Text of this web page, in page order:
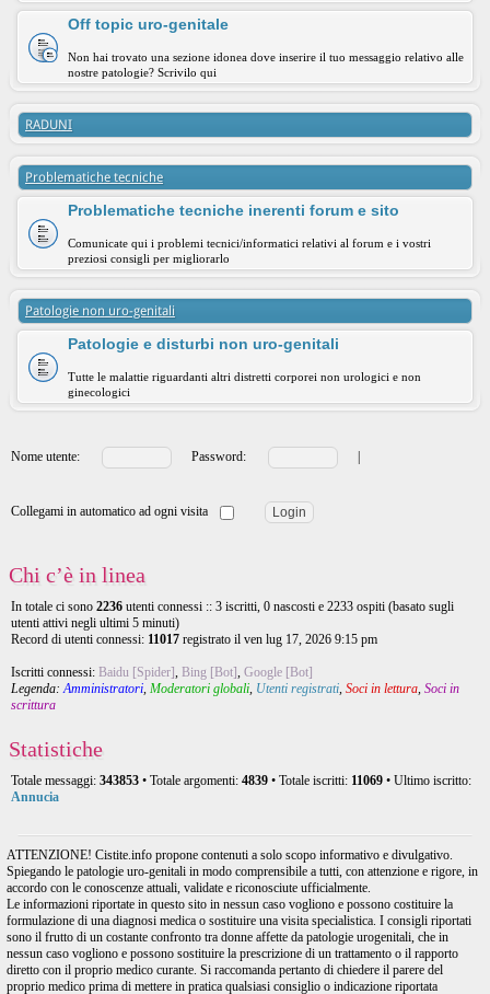
Off topic uro-genitale
Non hai trovato una sezione idonea dove inserire il tuo messaggio relativo alle
nostre patologie? Scrivilo qui
RADUNI
Problematiche tecniche
Problematiche tecniche inerenti forum e sito
Comunicate qui i problemi tecnici/informatici relativi al forum e i vostri
preziosi consigli per migliorarlo
Patologie non uro-genitali
Patologie e disturbi non uro-genitali
Tutte le malattie riguardanti altri distretti corporei non urologici e non
ginecologici
Nome utente: Password:
Collegami in automatico ad ogni visita
Chi c’è in linea
In totale ci sono 2236 utenti connessi :: 3 iscritti, 0 nascosti e 2233 ospiti (basato sugli
utenti attivi negli ultimi 5 minuti)
Record di utenti connessi: 11017 registrato il ven lug 17, 2026 9:15 pm
Iscritti connessi: Baidu [Spider], Bing [Bot], Google [Bot]
Legenda:Amministratori, Moderatori globali, Utenti registrati, Soci in lettura, Soci in
scrittura
Statistiche
Totale messaggi: 343853 • Totale argomenti: 4839 • Totale iscritti: 11069 • Ultimo iscritto:
Annucia
ATTENZIONE! Cistite.info propone contenuti a solo scopo informativo e divulgativo.
Spiegando le patologie uro-genitali in modo comprensibile a tutti, con attenzione e rigore, in
accordo con le conoscenze attuali, validate e riconosciute ufficialmente.
Le informazioni riportate in questo sito in nessun caso vogliono e possono costituire la
formulazione di una diagnosi medica o sostituire una visita specialistica. I consigli riportati
sono il frutto di un costante confronto tra donne affette da patologie urogenitali, che in
nessun caso vogliono e possono sostituire la prescrizione di un trattamento o il rapporto
diretto con il proprio medico curante. Si raccomanda pertanto di chiedere il parere del
proprio medico prima di mettere in pratica qualsiasi consiglio o indicazione riportata